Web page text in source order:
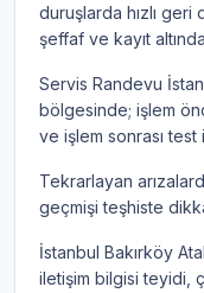
duruşlarda hızlı
şeffaf ve kayıt
Servis Randevu
bölgesinde; işlem
ve işlem sonrası test
Tekrarlayan
geçmişi teşhiste
İstanbul Bakırköy
iletişim bilgisi teyidi,